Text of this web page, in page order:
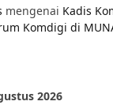
mengenai Kadis
Komdigi di
2026